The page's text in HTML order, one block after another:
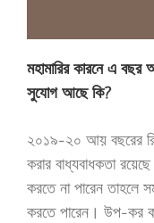
মহামারির কারনে এ বছর
সুযোগ আছে কি?
২০১৯-২০ আয় বছরের
করার বাধ্যবাধকতা
করতে না পারেন তাহলে
করতে পারেন। উপ-কর